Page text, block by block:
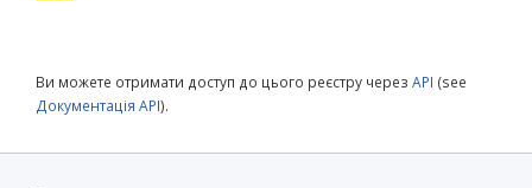
Ви можете отримати доступ до цього реєстру через API (see
Документація API).